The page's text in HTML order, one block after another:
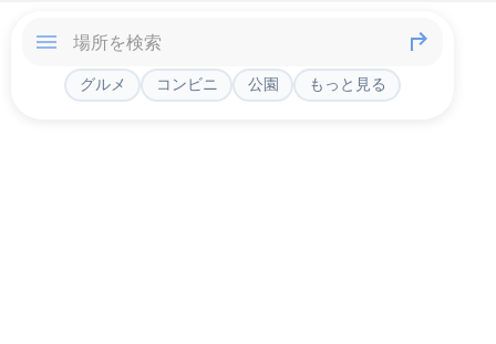
グルメ コンビニ 公園 もっと見る